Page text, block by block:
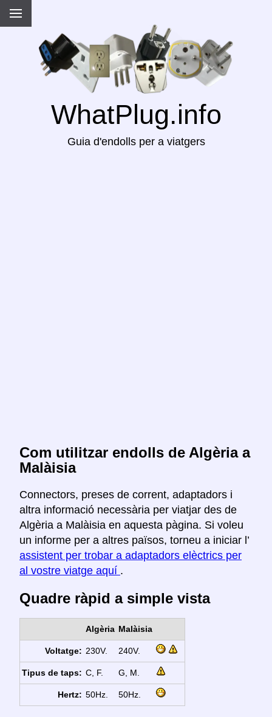
WhatPlug.info
Guia d'endolls per a viatgers
Com utilitzar endolls de Algèria a
Malàisia
Connectors, preses de corrent, adaptadors i
altra informació necessària per viatjar des de
Algèria a Malàisia en aquesta pàgina. Si voleu
un informe per a altres països, torneu a iniciar l’
assistent per trobar a adaptadors elèctrics per
al vostre viatge aquí .
Quadre ràpid a simple vista
Algèria Malàisia
Voltatge: 230V. 240V.
Tipus de taps: C, F. G, M.
Hertz: 50Hz. 50Hz.